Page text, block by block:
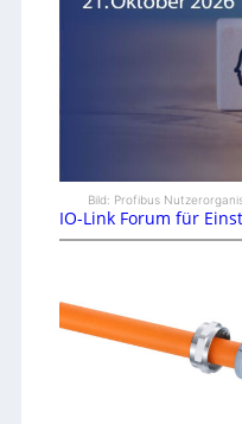
Bild: Profibus
IO-Link Forum für